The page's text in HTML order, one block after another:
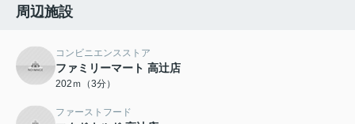
周辺施設
コンビニエンスストア
ファミリーマート 高辻店
202ｍ（3分）
ファーストフード